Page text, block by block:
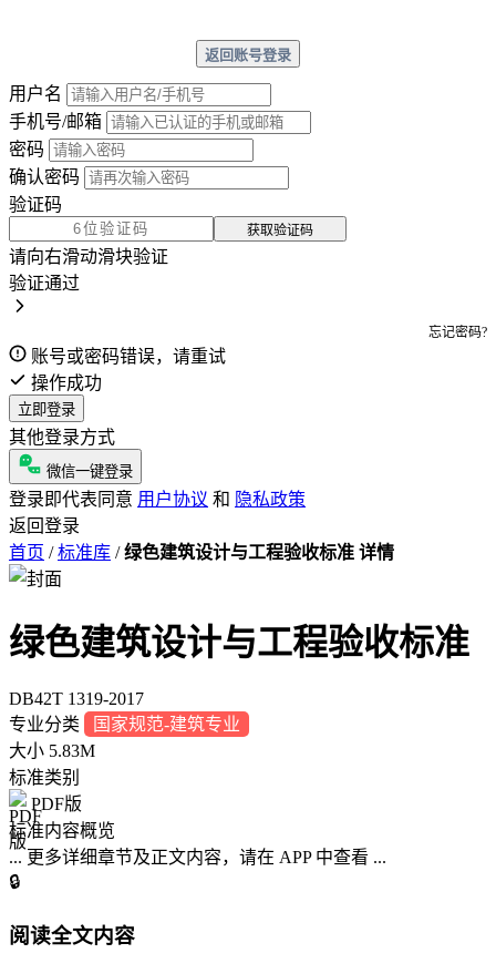
返回账号登录
用户名
手机号/邮箱
密码
确认密码
验证码
获取验证码
请向右滑动滑块验证
验证通过
忘记密码?
账号或密码错误，请重试
操作成功
立即登录
其他登录方式
微信一键登录
登录即代表同意 用户协议 和 隐私政策
返回登录
首页 / 标准库 / 绿色建筑设计与工程验收标准 详情
绿色建筑设计与工程验收标准
DB42T 1319-2017
专业分类
国家规范-建筑专业
大小 5.83M
标准类别
PDF版
标准内容概览
... 更多详细章节及正文内容，请在 APP 中查看 ...
🔒
阅读全文内容